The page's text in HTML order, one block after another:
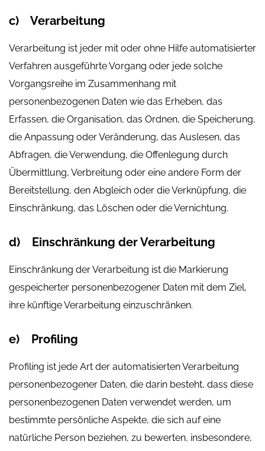
c) Verarbeitung
Verarbeitung ist jeder mit oder ohne Hilfe automatisierter
Verfahren ausgeführte Vorgang oder jede solche
Vorgangsreihe im Zusammenhang mit
personenbezogenen Daten wie das Erheben, das
Erfassen, die Organisation, das Ordnen, die Speicherung,
die Anpassung oder Veränderung, das Auslesen, das
Abfragen, die Verwendung, die Offenlegung durch
Übermittlung, Verbreitung oder eine andere Form der
Bereitstellung, den Abgleich oder die Verknüpfung, die
Einschränkung, das Löschen oder die Vernichtung.
d) Einschränkung der Verarbeitung
Einschränkung der Verarbeitung ist die Markierung
gespeicherter personenbezogener Daten mit dem Ziel,
ihre künftige Verarbeitung einzuschränken.
e) Profiling
Profiling ist jede Art der automatisierten Verarbeitung
personenbezogener Daten, die darin besteht, dass diese
personenbezogenen Daten verwendet werden, um
bestimmte persönliche Aspekte, die sich auf eine
natürliche Person beziehen, zu bewerten, insbesondere,